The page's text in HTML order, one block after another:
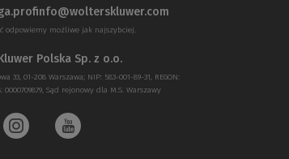
odpowiemy możliwe jak najszybciej.
Polska Sp. z o.o.
33, 01-208 Warszawa; NIP: 583-001-89-31, REGON:
0000709879, Sąd rejonowy dla M.S. Warszawy